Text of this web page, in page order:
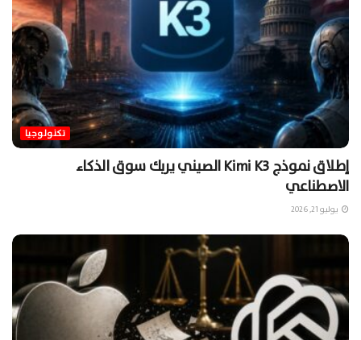
تكنولوجيا
إطلاق نموذج Kimi K3 الصيني يربك سوق الذكاء
الاصطناعي
يوليو 21, 2026